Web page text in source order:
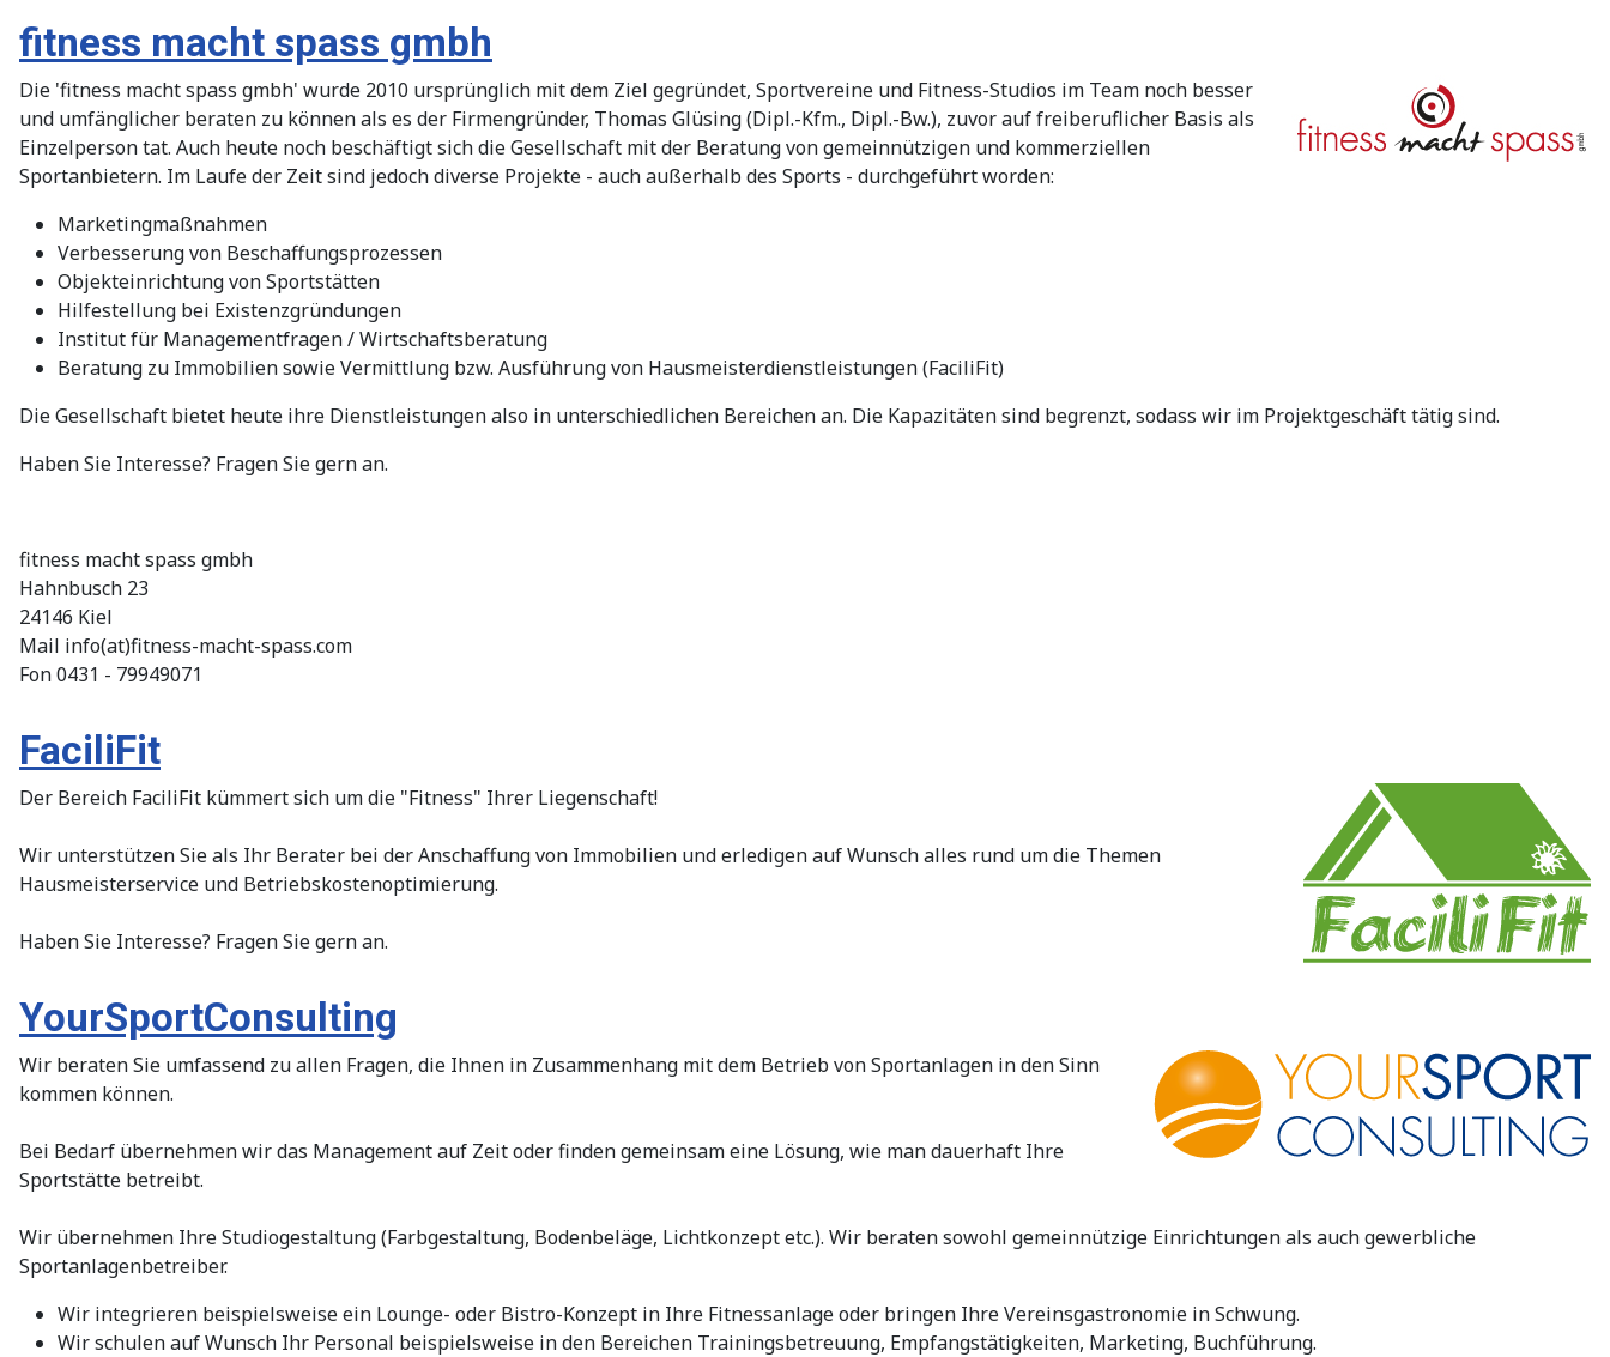
fitness macht spass gmbh
Die 'fitness macht spass gmbh' wurde 2010 ursprünglich mit dem Ziel gegründet, Sportvereine und Fitness-Studios im Team noch besser
und umfänglicher beraten zu können als es der Firmengründer, Thomas Glüsing (Dipl.-Kfm., Dipl.-Bw.), zuvor auf freiberuflicher Basis als
Einzelperson tat. Auch heute noch beschäftigt sich die Gesellschaft mit der Beratung von gemeinnützigen und kommerziellen
Sportanbietern. Im Laufe der Zeit sind jedoch diverse Projekte - auch außerhalb des Sports - durchgeführt worden:
Marketingmaßnahmen
Verbesserung von Beschaffungsprozessen
Objekteinrichtung von Sportstätten
Hilfestellung bei Existenzgründungen
Institut für Managementfragen / Wirtschaftsberatung
Beratung zu Immobilien sowie Vermittlung bzw. Ausführung von Hausmeisterdienstleistungen (FaciliFit)
Die Gesellschaft bietet heute ihre Dienstleistungen also in unterschiedlichen Bereichen an. Die Kapazitäten sind begrenzt, sodass wir im Projektgeschäft tätig sind.
Haben Sie Interesse? Fragen Sie gern an.
fitness macht spass gmbh
Hahnbusch 23
24146 Kiel
Mail info(at)fitness-macht-spass.com
Fon 0431 - 79949071
FaciliFit
Der Bereich FaciliFit kümmert sich um die "Fitness" Ihrer Liegenschaft!
Wir unterstützen Sie als Ihr Berater bei der Anschaffung von Immobilien und erledigen auf Wunsch alles rund um die Themen
Hausmeisterservice und Betriebskostenoptimierung.
Haben Sie Interesse? Fragen Sie gern an.
YourSportConsulting
Wir beraten Sie umfassend zu allen Fragen, die Ihnen in Zusammenhang mit dem Betrieb von Sportanlagen in den Sinn
kommen können.
Bei Bedarf übernehmen wir das Management auf Zeit oder finden gemeinsam eine Lösung, wie man dauerhaft Ihre
Sportstätte betreibt.
Wir übernehmen Ihre Studiogestaltung (Farbgestaltung, Bodenbeläge, Lichtkonzept etc.). Wir beraten sowohl gemeinnützige Einrichtungen als auch gewerbliche
Sportanlagenbetreiber.
Wir integrieren beispielsweise ein Lounge- oder Bistro-Konzept in Ihre Fitnessanlage oder bringen Ihre Vereinsgastronomie in Schwung.
Wir schulen auf Wunsch Ihr Personal beispielsweise in den Bereichen Trainingsbetreuung, Empfangstätigkeiten, Marketing, Buchführung.